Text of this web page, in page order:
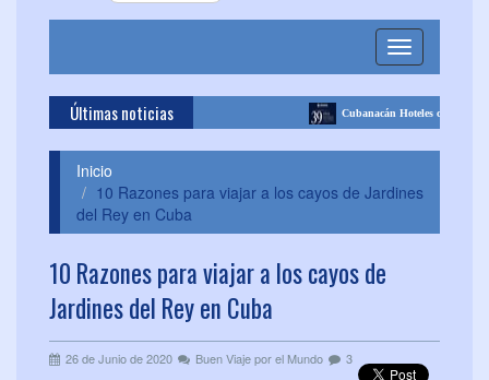
Toggle
navigation
Últimas noticias Cubanacán Hoteles celebra 39 años de historia en el
Inicio
10 Razones para viajar a los cayos de Jardines
del Rey en Cuba
10 Razones para viajar a los cayos de
Jardines del Rey en Cuba
26 de Junio de 2020 Buen Viaje por el Mundo 3